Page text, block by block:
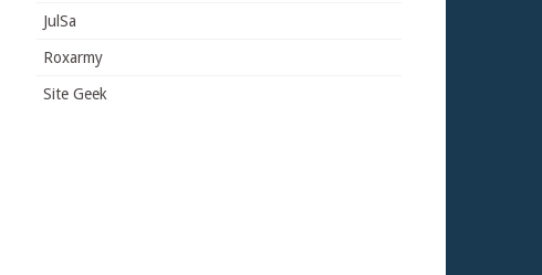
JulSa
Roxarmy
Site Geek